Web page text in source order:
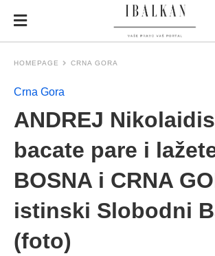
HOMEPAGE CRNA GORA
Crna Gora
ANDREJ
bacate pare i
BOSNA i CRNA
istinski Slobodni
(foto)